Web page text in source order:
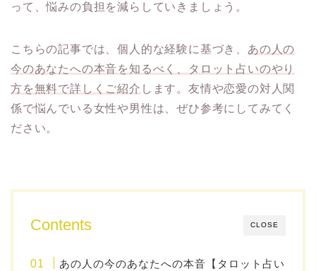
って、悩みの負担を減らしていきましょう。
こちらの記事では、個人的な経験に基づき、 あの人の
今のあなたへの本音を知るべく、タロット占いのやり
方を無料で詳しくご紹介 します。友情や恋愛の対人関
係で悩んでいる女性や男性は、ぜひ参考にしてみてく
ださい。
CLOSE
Contents
あの人の今のあなたへの本音【タロット占い